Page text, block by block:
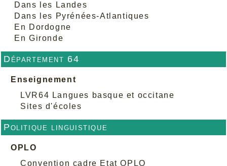
Dans les Landes
Dans les Pyrénées-Atlantiques
En Dordogne
En Gironde
Département 64
Enseignement
LVR64 Langues basque et occitane
Sites d'écoles
Politique linguistique
OPLO
Convention cadre Etat OPLO